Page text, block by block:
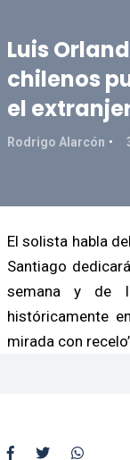
Luis
chilenos
el
Rodrigo Alarcón
El solista habla
Santiago
semana y de
históricamente
mirada con